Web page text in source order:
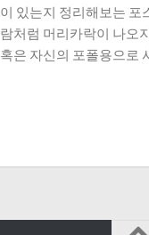
이 있는지 정리해보는 포
람처럼 머리카락이 나오
혹은 자신의 포폴용으로